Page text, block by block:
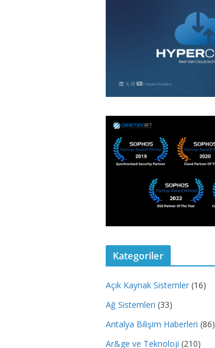
Kategoriler
Açık Kaynak Sistemler (16)
Ağ Sistemleri (33)
Antalya Bilişim Haberleri (86)
Ar&ge ve Teknoloji (210)